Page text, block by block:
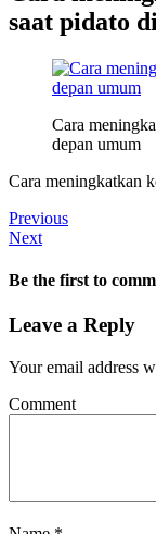
saat pidato
Cara
depan umum
Cara meningkatkan
Previous
Next
Be the first to
Leave a Reply
Your email address
Comment